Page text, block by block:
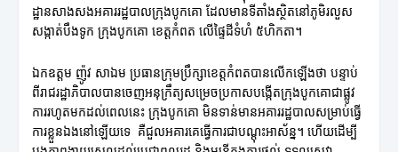
ដ្ឋានសាងសងអគាររដ្ឋបាលក្រុងបូកគោ ដែលមានទីតាំងស្ថិតនៅភូមិរលួស
សង្កាត់បឹងទូក ក្រុងបូកគោ ខេត្តកំពត លើផ្ទៃដីទំហំ ៥ហិកតា។
ឯកឧត្តម ញ៉ូវ សាឯម ប្រធានក្រុមប្រឹក្សាខេត្តកំពតបានលើកឡើងថា បន្ទាប់
ពីរាជរដ្ឋាភិបាលបានចេញអនុក្រឹត្យសម្រេចប្រកាសបង្កើតក្រុងបូកគោជាផ្លូវ
ការរហូតមកដល់ពេលនេះ ក្រុងបូកគោ មិនទាន់មានអគាររដ្ឋបាលសម្រាប់ធ្វើ
ការខ្លួនឯងនៅឡើយទេ គឺជួលអគារគេធ្វើការជាបណ្តុះអាស័ន្ន។ ហើយដើម្បី